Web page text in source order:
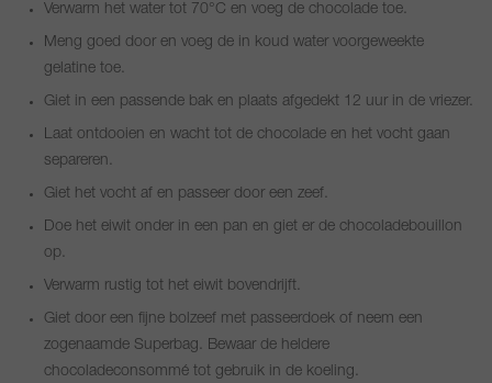
Verwarm het water tot 70°C en voeg de chocolade toe.
Meng goed door en voeg de in koud water voorgeweekte
gelatine toe.
Giet in een passende bak en plaats afgedekt 12 uur in de vriezer.
Laat ontdooien en wacht tot de chocolade en het vocht gaan
separeren.
Giet het vocht af en passeer door een zeef.
Doe het eiwit onder in een pan en giet er de chocoladebouillon
op.
Verwarm rustig tot het eiwit bovendrijft.
Giet door een fijne bolzeef met passeerdoek of neem een
zogenaamde Superbag. Bewaar de heldere
chocoladeconsommé tot gebruik in de koeling.